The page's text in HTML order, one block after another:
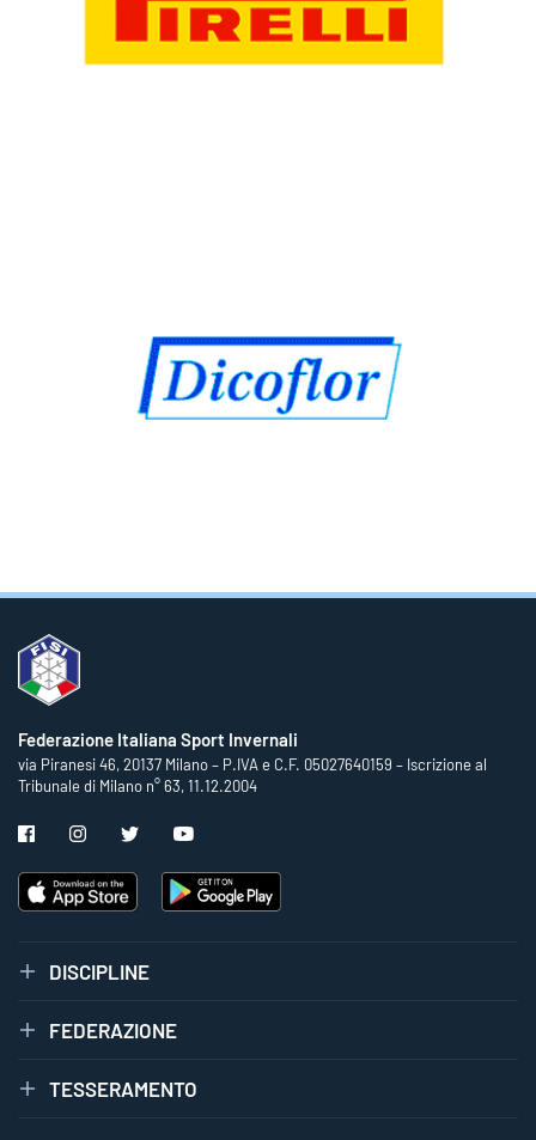
Federazione Italiana Sport Invernali
via Piranesi 46, 20137 Milano – P.IVA e C.F. 05027640159 – Iscrizione al
Tribunale di Milano n° 63, 11.12.2004
DISCIPLINE
FEDERAZIONE
TESSERAMENTO